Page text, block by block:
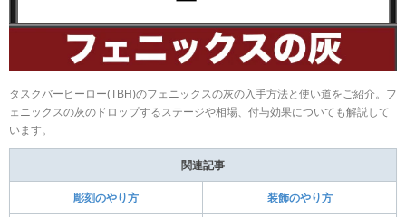
タスクバーヒーロー(TBH)のフェニックスの灰の入手方法と使い道をご紹介。フ
ェニックスの灰のドロップするステージや相場、付与効果についても解説して
います。
関連記事
彫刻のやり方 装飾のやり方